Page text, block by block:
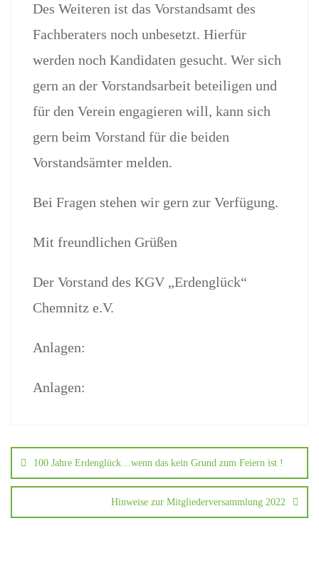
Des Weiteren ist das Vorstandsamt des
Fachberaters noch unbesetzt. Hierfür
werden noch Kandidaten gesucht. Wer sich
gern an der Vorstandsarbeit beteiligen und
für den Verein engagieren will, kann sich
gern beim Vorstand für die beiden
Vorstandsämter melden.
Bei Fragen stehen wir gern zur Verfügung.
Mit freundlichen Grüßen
Der Vorstand des KGV „Erdenglück“
Chemnitz e.V.
Anlagen:
Anlagen:
100 Jahre Erdenglück…wenn das kein Grund zum Feiern ist !
Hinweise zur Mitgliederversammlung 2022